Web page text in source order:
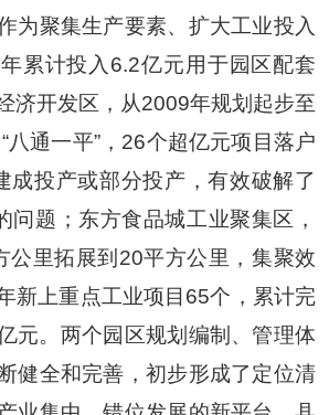
为聚集生产要素、扩大工业投入
累计投入 6.2亿元用于园区配套
济开发区，从2009年规划起步至
“八通一平”， 26个超亿元项目落户
成投产或部分投产，有效破解了
问题；东方食品城工业聚集区，
公里拓展到 20平方公里，集聚效
新上重点工业项目 65个，累计完
元。两个园区规划编制、管理体
健全和完善，初步形成了定位清